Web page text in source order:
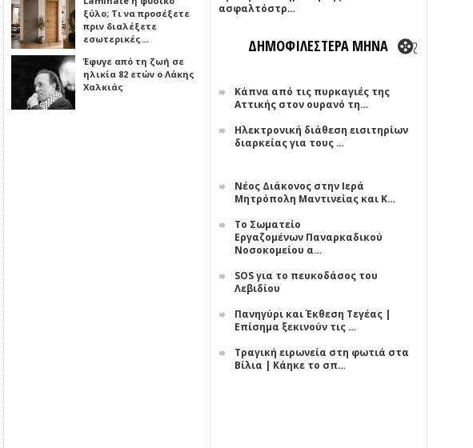
ξύλο; Τι να προσέξετε
πριν διαλέξετε
εσωτερικές…
Έφυγε από τη ζωή σε
ηλικία 82 ετών ο Λάκης
Χαλκιάς
ασφαλτόστρ…
ΔΗΜΟΦΙΛΕΣΤΕΡΑ ΜΗΝΑ
Κάπνα από τις πυρκαγιές της
Αττικής στον ουρανό τη…
Ηλεκτρονική διάθεση εισιτηρίων
διαρκείας για τους …
Νέος Διάκονος στην Ιερά
Μητρόπολη Μαντινείας και Κ…
Το Σωματείο
Εργαζομένων Παναρκαδικού
Νοσοκομείου α…
SOS για το πευκοδάσος του
Λεβιδίου
Πανηγύρι και Έκθεση Τεγέας |
Επίσημα ξεκινούν τις …
Τραγική ειρωνεία στη φωτιά στα
Βίλια | Κάηκε το σπ…